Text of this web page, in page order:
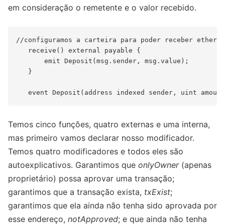
em consideração o remetente e o valor recebido.
//configuramos a carteira para poder receber ether
   receive() external payable {
       emit Deposit(msg.sender, msg.value);
   }
Temos cinco funções, quatro externas e uma interna,
mas primeiro vamos declarar nosso modificador.
Temos quatro modificadores e todos eles são
autoexplicativos. Garantimos que onlyOwner(apenas
proprietário) possa aprovar uma transação;
garantimos que a transação exista, txExist;
garantimos que ela ainda não tenha sido aprovada por
esse endereço, notApproved; e que ainda não tenha